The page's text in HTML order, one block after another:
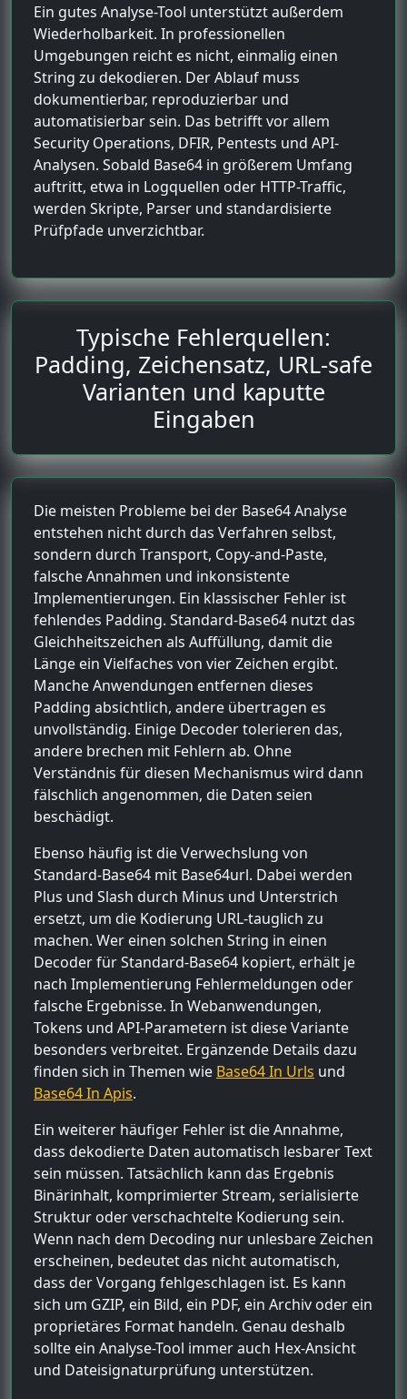
Ein gutes Analyse-Tool unterstützt außerdem
Wiederholbarkeit. In professionellen
Umgebungen reicht es nicht, einmalig einen
String zu dekodieren. Der Ablauf muss
dokumentierbar, reproduzierbar und
automatisierbar sein. Das betrifft vor allem
Security Operations, DFIR, Pentests und API-
Analysen. Sobald Base64 in größerem Umfang
auftritt, etwa in Logquellen oder HTTP-Traffic,
werden Skripte, Parser und standardisierte
Prüfpfade unverzichtbar.
Typische Fehlerquellen:
Padding, Zeichensatz, URL-safe
Varianten und kaputte
Eingaben
Die meisten Probleme bei der Base64 Analyse
entstehen nicht durch das Verfahren selbst,
sondern durch Transport, Copy-and-Paste,
falsche Annahmen und inkonsistente
Implementierungen. Ein klassischer Fehler ist
fehlendes Padding. Standard-Base64 nutzt das
Gleichheitszeichen als Auffüllung, damit die
Länge ein Vielfaches von vier Zeichen ergibt.
Manche Anwendungen entfernen dieses
Padding absichtlich, andere übertragen es
unvollständig. Einige Decoder tolerieren das,
andere brechen mit Fehlern ab. Ohne
Verständnis für diesen Mechanismus wird dann
fälschlich angenommen, die Daten seien
beschädigt.
Ebenso häufig ist die Verwechslung von
Standard-Base64 mit Base64url. Dabei werden
Plus und Slash durch Minus und Unterstrich
ersetzt, um die Kodierung URL-tauglich zu
machen. Wer einen solchen String in einen
Decoder für Standard-Base64 kopiert, erhält je
nach Implementierung Fehlermeldungen oder
falsche Ergebnisse. In Webanwendungen,
Tokens und API-Parametern ist diese Variante
besonders verbreitet. Ergänzende Details dazu
finden sich in Themen wie Base64 In Urls und
Base64 In Apis.
Ein weiterer häufiger Fehler ist die Annahme,
dass dekodierte Daten automatisch lesbarer Text
sein müssen. Tatsächlich kann das Ergebnis
Binärinhalt, komprimierter Stream, serialisierte
Struktur oder verschachtelte Kodierung sein.
Wenn nach dem Decoding nur unlesbare Zeichen
erscheinen, bedeutet das nicht automatisch,
dass der Vorgang fehlgeschlagen ist. Es kann
sich um GZIP, ein Bild, ein PDF, ein Archiv oder ein
proprietäres Format handeln. Genau deshalb
sollte ein Analyse-Tool immer auch Hex-Ansicht
und Dateisignaturprüfung unterstützen.